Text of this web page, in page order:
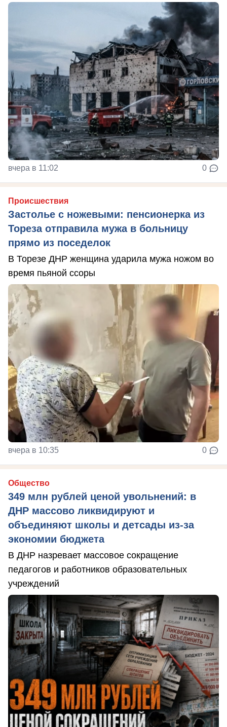
вчера в 11:02 0
Происшествия
Застолье с ножевыми: пенсионерка из
Тореза отправила мужа в больницу
прямо из поседелок
В Торезе ДНР женщина ударила мужа ножом во
время пьяной ссоры
вчера в 10:35 0
Общество
349 млн рублей ценой увольнений: в
ДНР массово ликвидируют и
объединяют школы и детсады из-за
экономии бюджета
В ДНР назревает массовое сокращение
педагогов и работников образовательных
учреждений